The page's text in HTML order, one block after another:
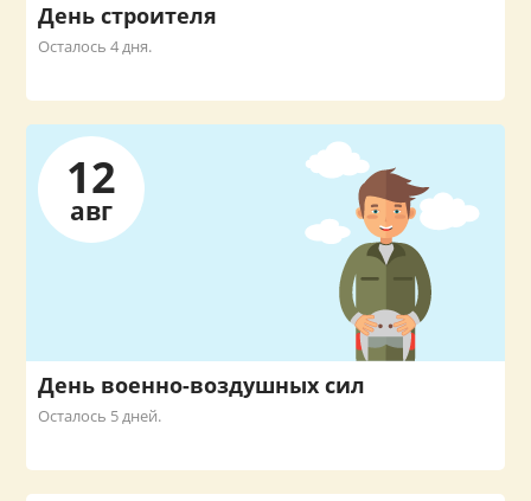
День строителя
Осталось 4 дня.
12
авг
День военно-воздушных сил
Осталось 5 дней.